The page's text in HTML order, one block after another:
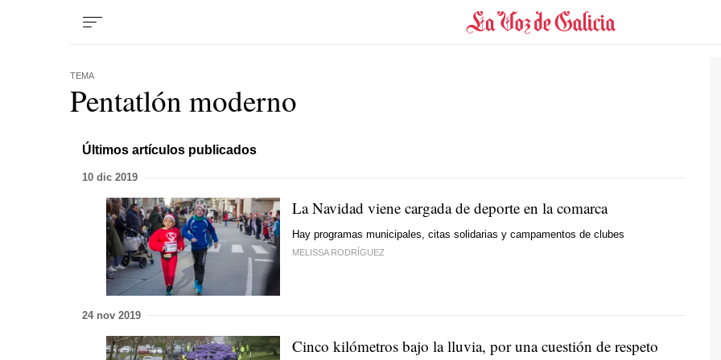
TEMA
Pentatlón moderno
Últimos artículos publicados
10 dic 2019
La Navidad viene cargada de deporte en la comarca
Hay programas municipales, citas solidarias y campamentos de clubes
MELISSA RODRÍGUEZ
24 nov 2019
Cinco kilómetros bajo la lluvia, por una cuestión de respeto